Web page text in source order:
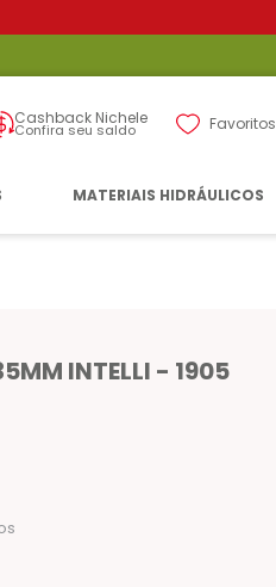
Cashback Nichele
Confira seu saldo Favoritos
MATERIAIS HIDRÁULICOS
INTELLI - 1905